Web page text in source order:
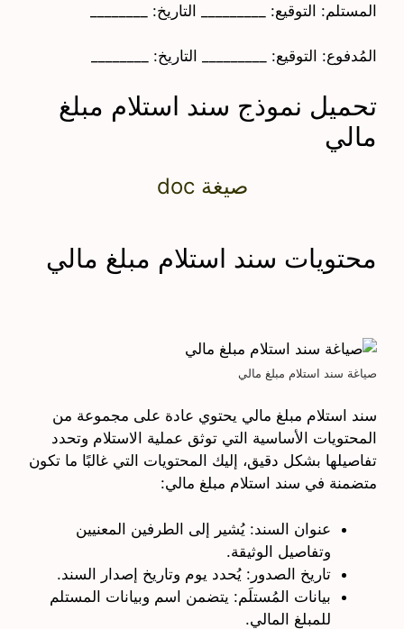
المستلم: التوقيع: _________ التاريخ: ________
المُدفوع: التوقيع: _________ التاريخ: ________
تحميل نموذج سند استلام مبلغ
مالي
صيغة doc
محتويات سند استلام مبلغ مالي
صياغة سند استلام مبلغ مالي
سند استلام مبلغ مالي يحتوي عادة على مجموعة من
المحتويات الأساسية التي توثق عملية الاستلام وتحدد
تفاصيلها بشكل دقيق، إليك المحتويات التي غالبًا ما تكون
متضمنة في سند استلام مبلغ مالي:
عنوان السند: يُشير إلى الطرفين المعنيين
وتفاصيل الوثيقة.
تاريخ الصدور: يُحدد يوم وتاريخ إصدار السند.
بيانات المُستلَم: يتضمن اسم وبيانات المستلم
للمبلغ المالي.